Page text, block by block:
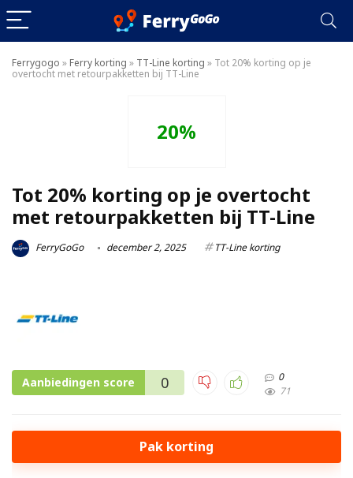
Ferrygogo » Ferry korting » TT-Line korting » Tot 20% korting op je
overtocht met retourpakketten bij TT-Line
20%
Tot 20% korting op je overtocht
met retourpakketten bij TT-Line
FerryGoGo december 2, 2025 TT-Line korting
Aanbiedingen score 0
0
71
Pak korting